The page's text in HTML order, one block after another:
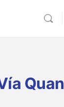
Quan